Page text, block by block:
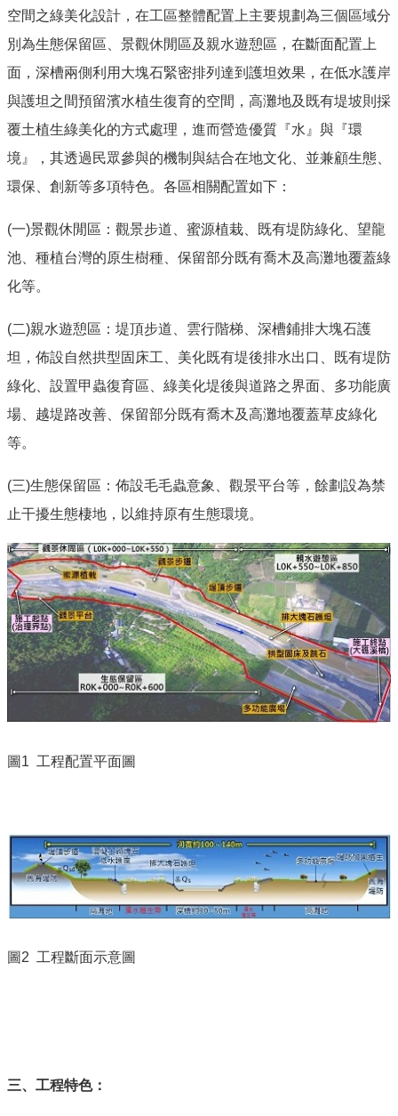
空間之綠美化設計，在工區整體配置上主要規劃為三個區域分
別為生態保留區、景觀休閒區及親水遊憩區，在斷面配置上
面，深槽兩側利用大塊石緊密排列達到護坦效果，在低水護岸
與護坦之間預留濱水植生復育的空間，高灘地及既有堤坡則採
覆土植生綠美化的方式處理，進而營造優質『水』與『環
境』，其透過民眾參與的機制與結合在地文化、並兼顧生態、
環保、創新等多項特色。各區相關配置如下：
(一)景觀休閒區：觀景步道、蜜源植栽、既有堤防綠化、望龍
池、種植台灣的原生樹種、保留部分既有喬木及高灘地覆蓋綠
化等。
(二)親水遊憩區：堤頂步道、雲行階梯、深槽鋪排大塊石護
坦，佈設自然拱型固床工、美化既有堤後排水出口、既有堤防
綠化、設置甲蟲復育區、綠美化堤後與道路之界面、多功能廣
場、越堤路改善、保留部分既有喬木及高灘地覆蓋草皮綠化
等。
(三)生態保留區：佈設毛毛蟲意象、觀景平台等，餘劃設為禁
止干擾生態棲地，以維持原有生態環境。
圖1 工程配置平面圖
圖 2 工程斷面示意圖
三、工程特色：